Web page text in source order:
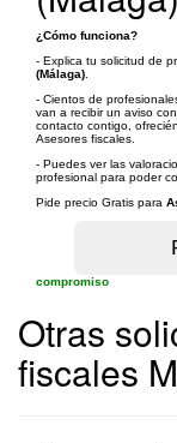
¿Cómo funciona?
- Explica tu solicitud de
(Málaga)
- Cientos de
van a recibir un aviso
contacto contigo,
Asesores fiscales.
- Puedes ver las
profesional para poder
Pide precio Gratis para
compromiso
Otras
fiscales